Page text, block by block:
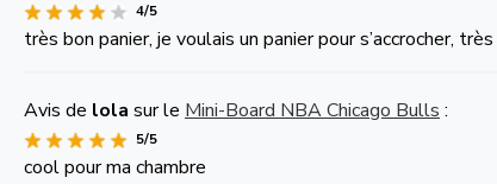
4/5
très bon panier, je voulais un panier pour s’accrocher,
Avis de lola sur le Mini-Board NBA Chicago Bulls :
5/5
cool pour ma chambre